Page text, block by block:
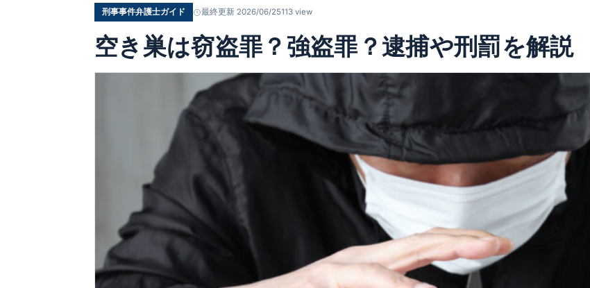
刑事事件弁護士ガイド 最終更新 2026/06/25113 view
空き巣は窃盗罪？強盗罪？逮捕や刑罰を解説